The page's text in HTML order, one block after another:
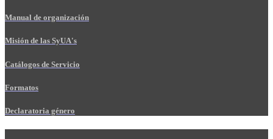
Manual de organización
Misión de las SyUA's
Catálogos de Servicio
Formatos
Declaratoria género